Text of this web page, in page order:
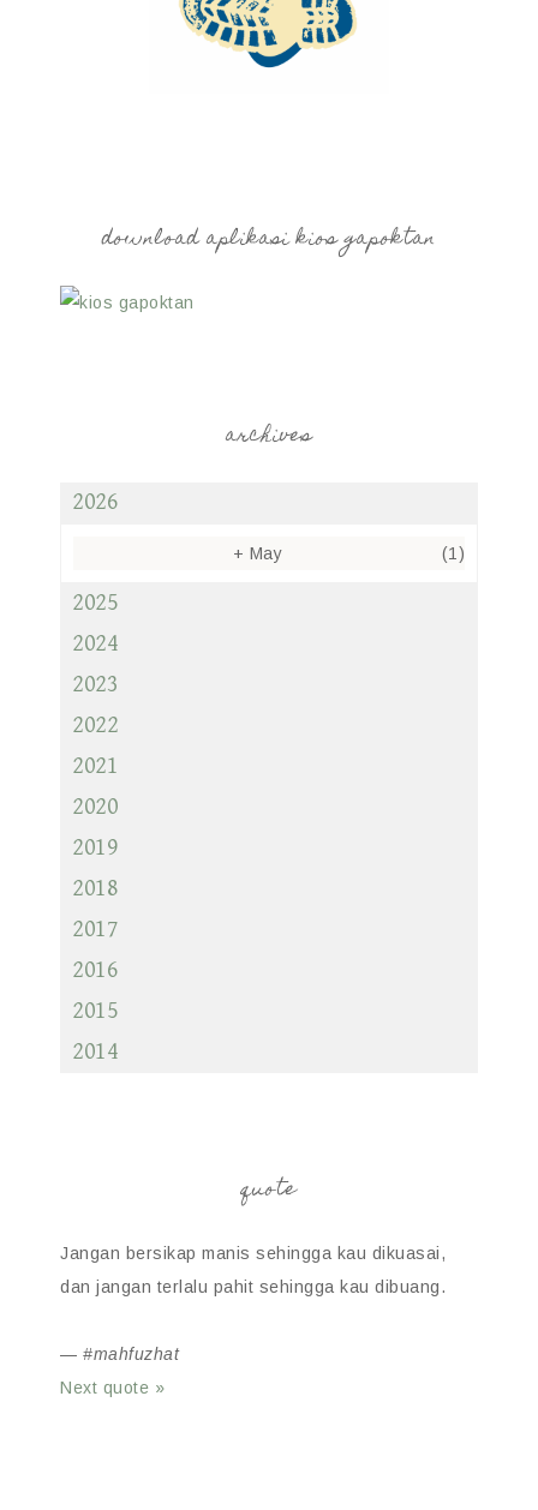
download aplikasi kios gapoktan
archives
2026
+ May (1)
2025
2024
2023
2022
2021
2020
2019
2018
2017
2016
2015
2014
quote
Jangan bersikap manis sehingga kau dikuasai,
dan jangan terlalu pahit sehingga kau dibuang.
— #mahfuzhat
Next quote »